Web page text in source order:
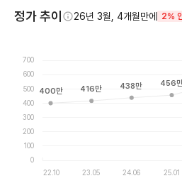
정가 추이 26년 3월, 4개월만에 2%
0
100
200
300
400
500
600
700
22.10 23.05 24.06 25.01
400만 416만 438만 456